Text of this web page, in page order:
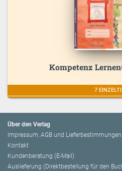
Kompetenz
7
Über den Verlag
Impressum, AGB und Lieferbestimmungen
Kontakt
Kundenberatung (E-Mail)
Auslieferung (Direktbestellung für den